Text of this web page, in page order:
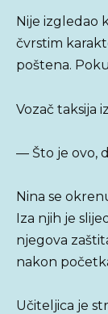
Nije izgledao
čvrstim
poštena.
Vozač taksija
— Što je ovo,
Nina se
Iza njih je
njegova
nakon
Učiteljica je